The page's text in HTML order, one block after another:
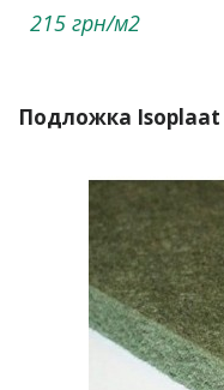
215 грн/м2
Подложка